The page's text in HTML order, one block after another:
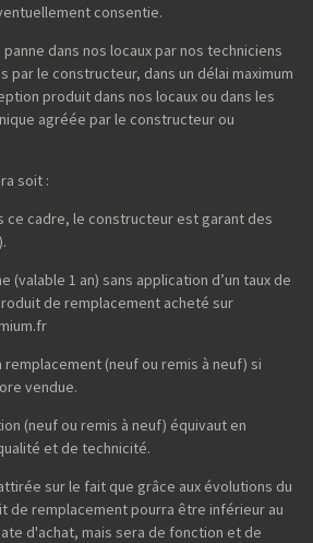
consentie.
dans nos locaux par nos techniciens
par le constructeur, dans un délai maximum
produit dans nos locaux ou dans les
agréée par le constructeur ou
soit :
ce cadre, le constructeur est garant des
(valable 1 an) sans application d’un taux de
de remplacement acheté sur
(neuf ou remis à neuf) si
vendue.
(neuf ou remis à neuf) équivaut en
et de technicité.
sur le fait que grâce aux évolutions du
de remplacement pourra être inférieur au
d'achat, mais sera de fonction et de